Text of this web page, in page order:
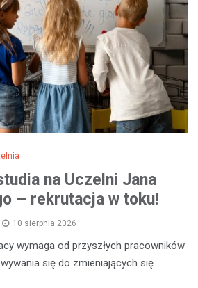
na Uczelni Jana
– rekrutacja w toku!
10 sierpnia 2026
wymaga od przyszłych pracowników
się do zmieniających się